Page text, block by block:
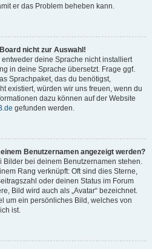
er das Problem beheben kann.
nicht zur Auswahl!
deine Sprache nicht installiert
in deine Sprache übersetzt. Frage ggf.
Sprachpaket, das du benötigst,
existiert, würden wir uns freuen, wenn du
dazu können auf der Website
gefunden werden.
Benutzernamen angezeigt werden?
Bilder bei deinem Benutzernamen stehen.
Rang verknüpft: Oft sind dies Sterne,
oder deinen Status im Forum
Bild wird auch als „Avatar“ bezeichnet.
um ein persönliches Bild, welches von
ist.